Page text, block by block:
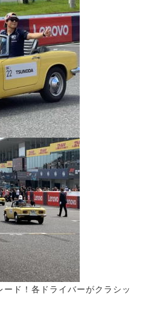
ド！各ドライバーがクラシッ